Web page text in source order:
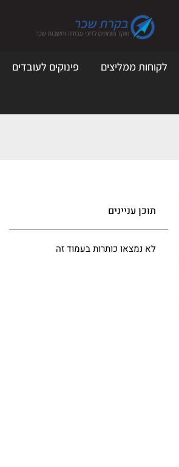
לקוחות ממליצים פינוקים לעובדים
תוכן עניינים
לא נמצאו כותרות בעמוד זה